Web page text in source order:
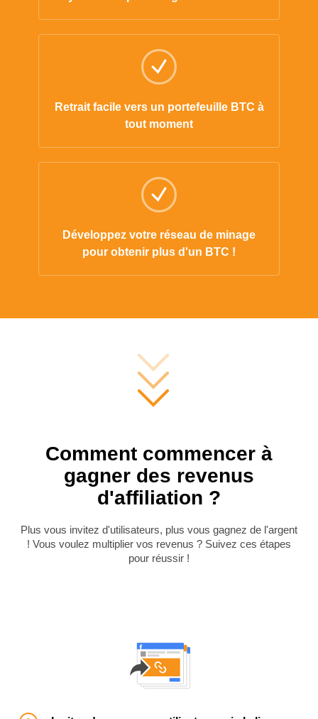
Retrait facile vers un portefeuille BTC à
tout moment
Développez votre réseau de minage
pour obtenir plus d'un BTC !
Comment commencer à
gagner des revenus
d'affiliation ?
Plus vous invitez d'utilisateurs, plus vous gagnez de l'argent
! Vous voulez multiplier vos revenus ? Suivez ces étapes
pour réussir !